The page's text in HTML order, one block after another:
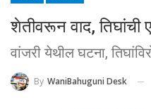
शेतीवरून वाद, तिघांची
वांजरी येथील घटना,
By WaniBahuguni Desk